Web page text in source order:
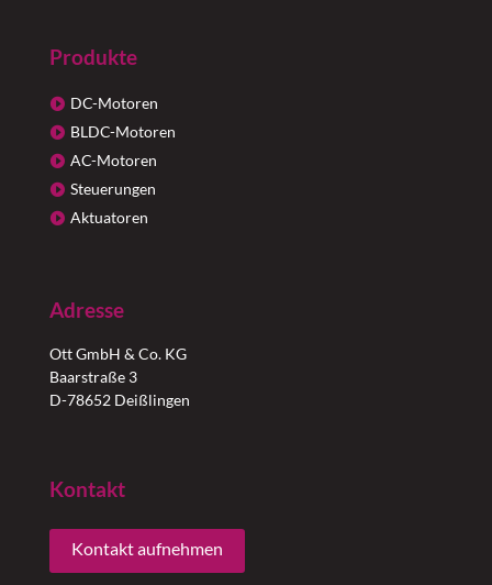
Produkte
DC-Motoren
BLDC-Motoren
AC-Motoren
Steuerungen
Aktuatoren
Adresse
Ott GmbH & Co. KG
Baarstraße 3
D-78652 Deißlingen
Kontakt
Kontakt aufnehmen